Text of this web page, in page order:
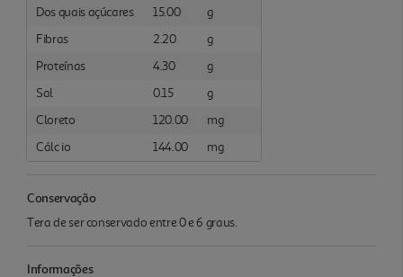
Dos quais açúcares 15.00
g
Fibras
2.20
g
Proteínas
4.30
g
Sal
0.15
g
Cloreto
120.00
mg
Cálc io
144.00 mg
Conservação
Tera de ser conservado entre 0 e 6 graus.
Informações